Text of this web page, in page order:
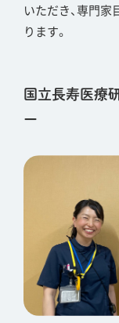
いただき、専門
ります。
国立長寿医療
ー